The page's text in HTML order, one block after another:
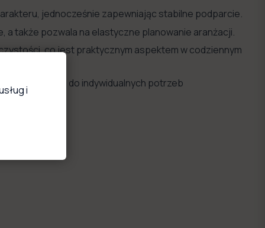
jednocześnie zapewniając stabilne podparcie.
a także pozwala na elastyczne planowanie aranżacji.
co jest praktycznym aspektem w codziennym
ją do indywidualnych potrzeb
i